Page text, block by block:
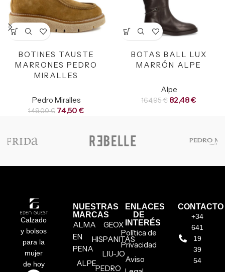
BOTINES TAUSTE
MARRONES PEDRO
MIRALLES
Pedro Miralles
149,00€ 74,50 €
BOTAS BALL LUX
MARRÓN ALPE
Alpe
164,95€ 82,48€
Calzado
y bolsos
para la
mujer
de hoy
NUESTRAS
MARCAS
ALMA
EN
PENA
ALPE
GEOX
HISPANITAS
LIU-JO
PEDRO
ENLACES
DE
INTERÉS
Política de
Privacidad
Aviso
CONTACTO
+34
641
19
39
54